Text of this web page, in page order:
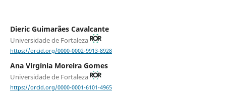
Dieric Guimarães Cavalcante
Universidade de Fortaleza
https://orcid.org/0000-0002-9913-8928
Ana Virgínia Moreira Gomes
Universidade de Fortaleza
https://orcid.org/0000-0001-6101-4965